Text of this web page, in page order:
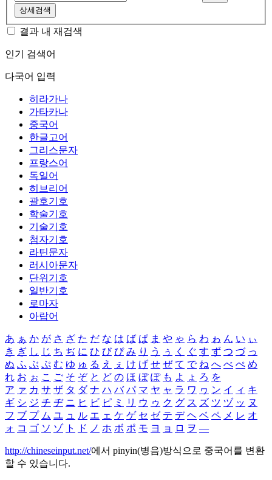
상세검색
결과 내 재검색
인기 검색어
다국어 입력
히라가나
가타카나
중국어
한글고어
그리스문자
프랑스어
독일어
히브리어
괄호기호
학술기호
기술기호
첨자기호
라틴문자
러시아문자
단위기호
일반기호
로마자
아랍어
あ ぁ か が さ ざ た だ な は ば ぱ ま や ゃ ら わ ゎ ん い ぃ
き ぎ し じ ち ぢ に ひ び ぴ み り う ぅ く ぐ す ず つ づ っ
ぬ ふ ぶ ぷ む ゆ ゅ る え ぇ け げ せ ぜ て で ね へ べ ぺ め
れ お ぉ こ ご そ ぞ と ど の ほ ぼ ぽ も よ ょ ろ を
ア ァ カ サ ザ タ ダ ナ ハ バ パ マ ヤ ャ ラ ワ ヮ ン イ ィ キ
ギ シ ジ チ ヂ ニ ヒ ビ ピ ミ リ ウ ゥ ク グ ス ズ ツ ヅ ッ ヌ
フ ブ プ ム ユ ュ ル エ ェ ケ ゲ セ ゼ テ デ ヘ ベ ペ メ レ オ
ォ コ ゴ ソ ゾ ト ド ノ ホ ボ ポ モ ヨ ョ ロ ヲ ―
http://chineseinput.net/에서 pinyin(병음)방식으로 중국어를 변환
할 수 있습니다.